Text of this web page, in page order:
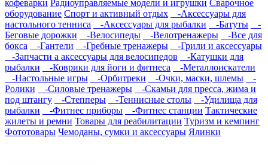
кофеварки Радиоуправляемые модели и игрушки Сварочное
оборудование Спорт и активный отдых
-Аксессуары для
настольного тенниса
-Аксессуары для рыбалки -Батуты
-
Беговые дорожки
-Велосипеды -Велотренажеры
-Все для
бокса
-Гантели -Гребные тренажеры
-Грили и аксессуары
-Запчасти а аксессуары для велосипедов
-Катушки для
рыбалки
-Коврики для йоги и фитнеса
-Металлоискатели
-Настольные игры
-Орбитреки -Очки, маски, шлемы
-
Ролики
-Силовые тренажеры
-Скамьи для пресса, жима и
под штангу
-Степперы -Теннисные столы
-Удилища для
рыбалки
-Фитнес приборы -Фитнес станции Тактические
жилеты и ремни Товары для реабилитации Туризм и кемпинг
Фототовары Чемоданы, сумки и аксессуары Ялинки